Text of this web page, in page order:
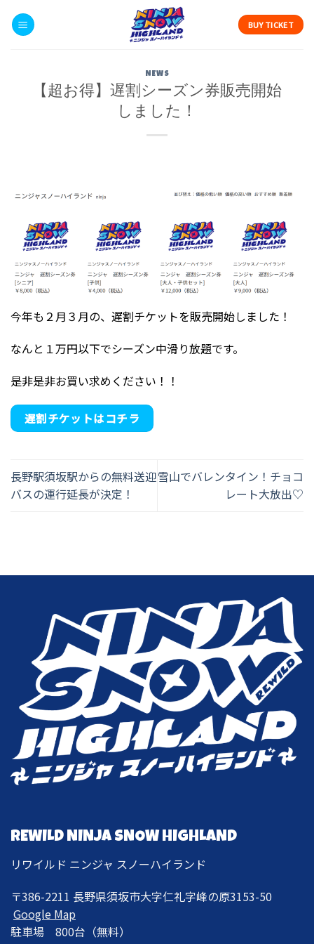
BUY TICKET
NEWS
【超お得】遅割シーズン券販売開始
しました！
今年も２月３月の、遅割チケットを販売開始しました！
なんと１万円以下でシーズン中滑り放題です。
是非是非お買い求めください！！
遅割チケットはコチラ
長野駅須坂駅からの無料送迎
バスの運行延長が決定！
雪山でバレンタイン！チョコ
レート大放出♡
REWILD NINJA SNOW HIGHLAND
リワイルド ニンジャ スノーハイランド
〒386-2211 長野県須坂市大字仁礼字峰の原3153-50
Google Map
駐車場 800台（無料）